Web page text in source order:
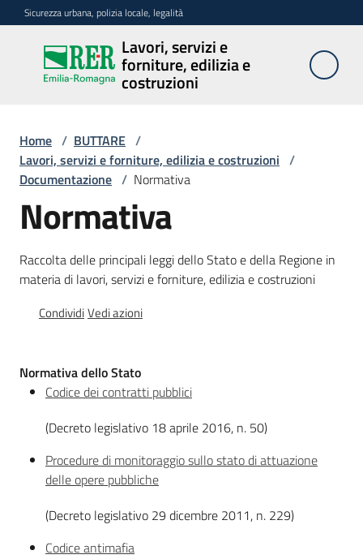
Vai al contenuto
Vai alla navigazione
Vai al footer
Sicurezza urbana, polizia locale, legalità
Lavori, servizi e
forniture, edilizia e
costruzioni
Lavori,
servizi e
forniture,
costruzioni
Argomenti
Novità
Leggi
Bandi
Piani
Programmi
Home / BUTTARE /
Lavori, servizi e forniture, edilizia e costruzioni /
Documentazione / Normativa
Normativa
Raccolta delle principali leggi dello Stato e della Regione in
materia di lavori, servizi e forniture, edilizia e costruzioni
CondividiVedi azioni
Normativa dello Stato
Codice dei contratti pubblici
(Decreto legislativo 18 aprile 2016, n. 50)
Procedure di monitoraggio sullo stato di attuazione
delle opere pubbliche
(Decreto legislativo 29 dicembre 2011, n. 229)
Codice antimafia